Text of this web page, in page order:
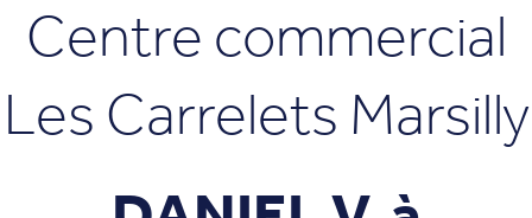
Centre commercial
Les Carrelets Marsilly